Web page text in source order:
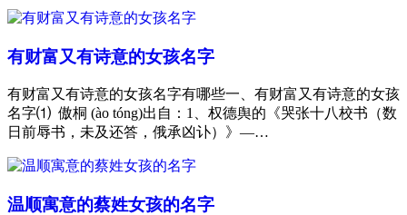
有财富又有诗意的女孩名字
有财富又有诗意的女孩名字有哪些一、有财富又有诗意的女孩
名字⑴ 傲桐 (ào tóng)出自：1、权德舆的《哭张十八校书（数
日前辱书，未及还答，俄承凶讣）》—…
温顺寓意的蔡姓女孩的名字